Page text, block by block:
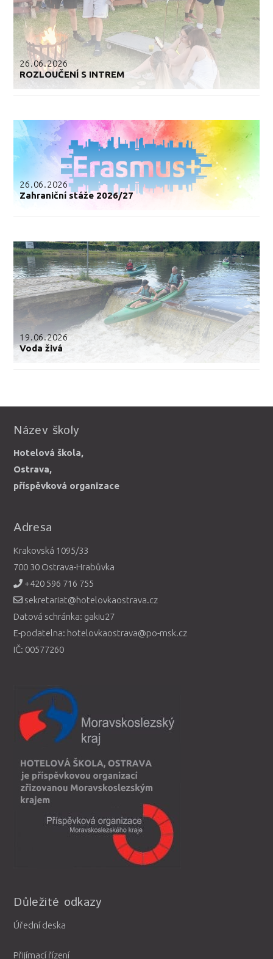
26.06.2026
ROZLOUČENÍ S INTREM
26.06.2026
Zahraniční stáže 2026/27
19.06.2026
Voda živá
Název školy
Hotelová škola,
Ostrava,
příspěvková organizace
Adresa
Krakovská 1095/33
700 30 Ostrava-Hrabůvka
+420 596 716 755
sekretariat@hotelovkaostrava.cz
Datová schránka: gakiu27
E-podatelna: hotelovkaostrava@po-msk.cz
IČ: 00577260
Důležité odkazy
Úřední deska
Přijímací řízení